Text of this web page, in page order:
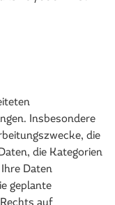
Insbesondere
die
die Kategorien
Daten
geplante
auf